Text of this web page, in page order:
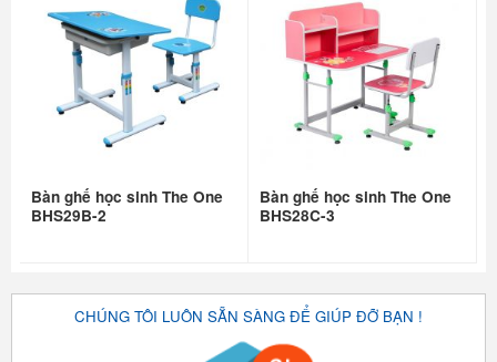
Bàn ghế học sinh The One
BHS29B-2
Bàn ghế học sinh The One
BHS28C-3
CHÚNG TÔI LUÔN SẴN SÀNG ĐỂ GIÚP ĐỠ BẠN !